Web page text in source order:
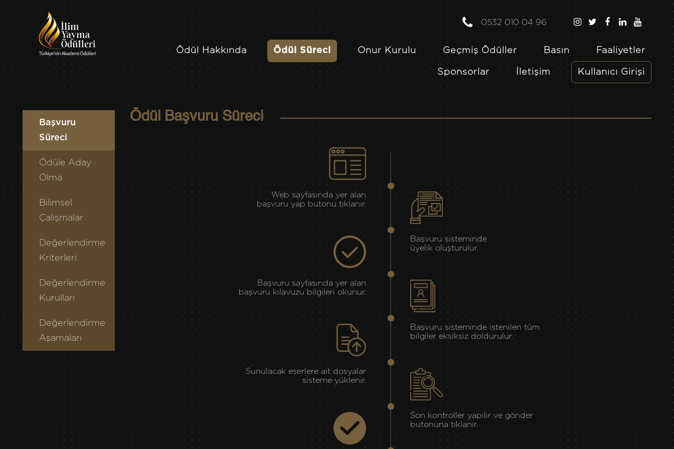
0532 010 04 96
Ödül Hakkında Ödül Süreci Onur Kurulu Geçmiş Ödüller Basın Faaliyetler
Sponsorlar İletişim Kullanıcı Girişi
Başvuru
Süreci
Ödüle Aday
Olma
Bilimsel
Çalışmalar
Değerlendirme
Kriterleri
Değerlendirme
Kurulları
Değerlendirme
Aşamaları
Ödül Başvuru Süreci
Web sayfasında yer alan
başvuru yap butonu tıklanır.
Başvuru sisteminde
üyelik oluşturulur.
Başvuru sayfasında yer alan
başvuru kılavuzu bilgileri okunur.
Başvuru sisteminde istenilen tüm
bilgiler eksiksiz doldurulur.
Sunulacak eserlere ait dosyalar
sisteme yüklenir.
Son kontroller yapılır ve gönder
butonuna tıklanır.